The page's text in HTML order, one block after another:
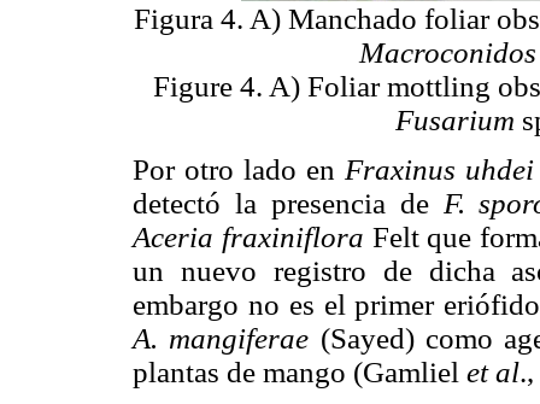
Figura 4. A) Manchado foliar
Figure 4. A) Foliar mottling
Fusarium
Por otro lado en Fraxinus uhdei
detectó la presencia de F.
Aceria fraxiniflora Felt que
un nuevo registro de dicha
embargo no es el primer
A. mangiferae (Sayed) como
plantas de mango (Gamliel et al